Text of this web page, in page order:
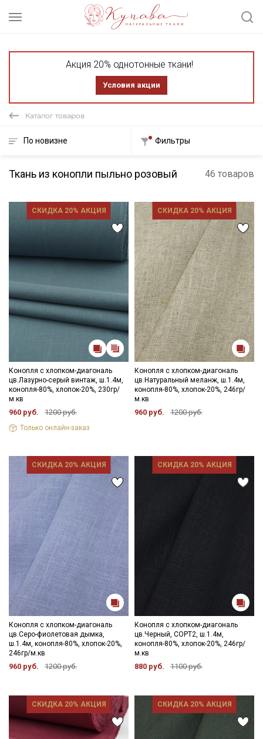
Акция 20% однотонные ткани!
Условия акции
Каталог товаров
По новизне Фильтры
Ткань из конопли пыльно розовый 46 товаров
СКИДКА 20% АКЦИЯ
Конопля с хлопком-диагональ
цв.Лазурно-серый винтаж, ш.1.4м,
конопля-80%, хлопок-20%, 230гр/
м.кв
960 руб. 1200 руб.
Только онлайн-заказ
СКИДКА 20% АКЦИЯ
Конопля с хлопком-диагональ
цв.Натуральный меланж, ш.1.4м,
конопля-80%, хлопок-20%, 246гр/
м.кв
960 руб. 1200 руб.
СКИДКА 20% АКЦИЯ
Конопля с хлопком-диагональ
цв.Серо-фиолетовая дымка,
ш.1.4м, конопля-80%, хлопок-20%,
246гр/м.кв
960 руб. 1200 руб.
СКИДКА 20% АКЦИЯ
Конопля с хлопком-диагональ
цв.Черный, СОРТ2, ш.1.4м,
конопля-80%, хлопок-20%, 246гр/
м.кв
880 руб. 1100 руб.
СКИДКА 20% АКЦИЯ СКИДКА 20% АКЦИЯ